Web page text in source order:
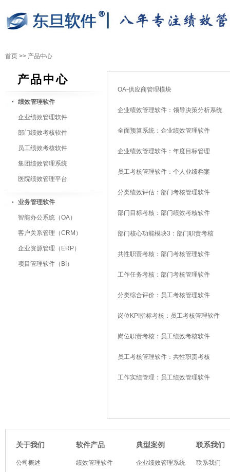
首页 >> 产品中心
产品中心
绩效管理软件
企业绩效管理软件
部门绩效考核软件
员工绩效考核软件
集团绩效管理系统
医院绩效管理平台
业务管理软件
智能办公系统（OA）
客户关系管理（CRM）
企业资源管理（ERP）
项目管理软件（BI）
OA-供应商管理模块
企业绩效管理软件：领导决策分析系统
全面预算系统：企业绩效管理软件
企业绩效管理软件：年度目标管理
员工考核管理软件：个人业绩档案
分类绩效评估：部门考核管理软件
部门目标考核：部门绩效考核软件
部门核心功能模块3：部门职责考核
共性职责考核：部门考核管理软件
工作任务考核：部门考核管理软件
分类综合评价：员工考核管理软件
岗位KPI指标考核：员工考核管理软件
岗位职责考核：员工绩效考核软件
员工考核管理软件：共性职责考核
工作实绩管理：员工绩效管理软件
关于我们
公司概述
软件产品
绩效管理软件
典型案例
企业绩效管理系统
联系我们
联系我们